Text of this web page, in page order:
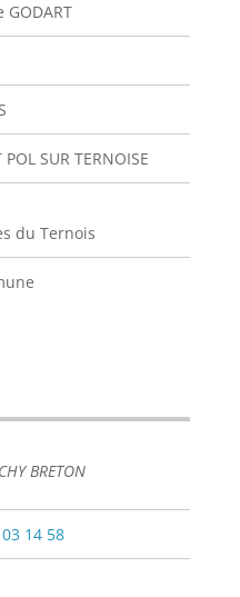
GODART
POL SUR TERNOISE
du Ternois
BRETON
14 58